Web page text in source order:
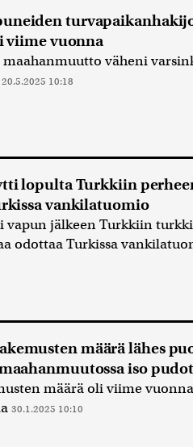
viime vuonna
väheni
20.5.2025 10:18
lopulta Turkkiin
vankilatuomio
vapun jälkeen Turkkiin
odottaa Turkissa
määrä lähes
iso
määrä oli viime vuonna
30.1.2025 10:10